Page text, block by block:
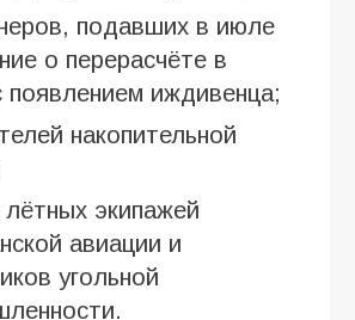
подавших в июле
о перерасчёте в
появлением иждивенца;
накопительной
лётных экипажей
авиации и
угольной